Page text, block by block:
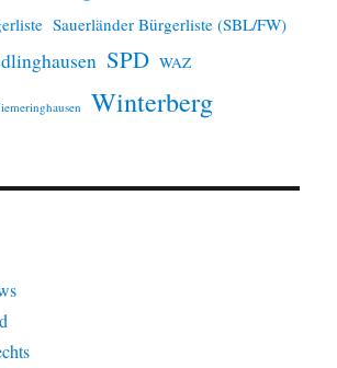
Sauerländer Bürgerliste (SBL/FW)
SPD WAZ
Winterberg